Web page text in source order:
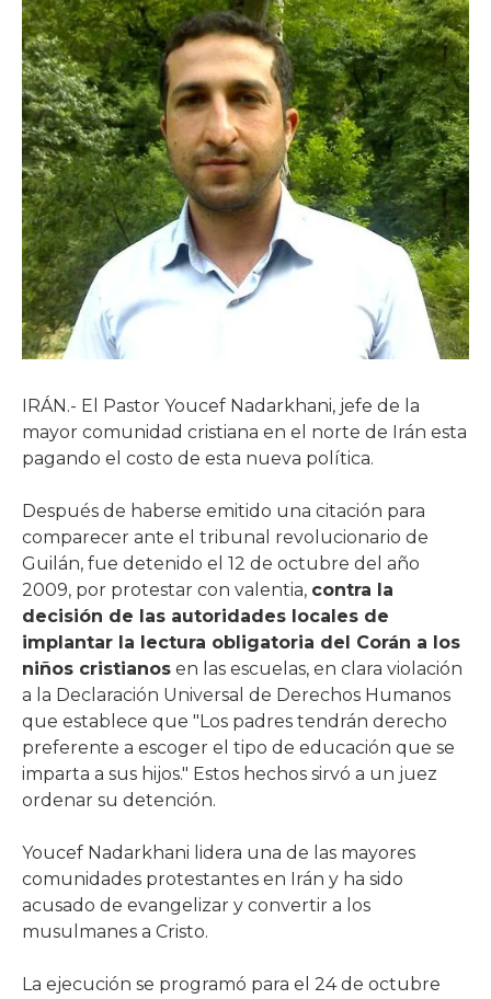
IRÁN.- El Pastor Youcef Nadarkhani, jefe de la
mayor comunidad cristiana en el norte de Irán esta
pagando el costo de esta nueva política.
Después de haberse emitido una citación para
comparecer ante el tribunal revolucionario de
Guilán, fue detenido el 12 de octubre del año
2009, por protestar con valentia, contra la
decisión de las autoridades locales de
implantar la lectura obligatoria del Corán a los
niños cristianos en las escuelas, en clara violación
a la Declaración Universal de Derechos Humanos
que establece que "Los padres tendrán derecho
preferente a escoger el tipo de educación que se
imparta a sus hijos." Estos hechos sirvó a un juez
ordenar su detención.
Youcef Nadarkhani lidera una de las mayores
comunidades protestantes en Irán y ha sido
acusado de evangelizar y convertir a los
musulmanes a Cristo.
La ejecución se programó para el 24 de octubre